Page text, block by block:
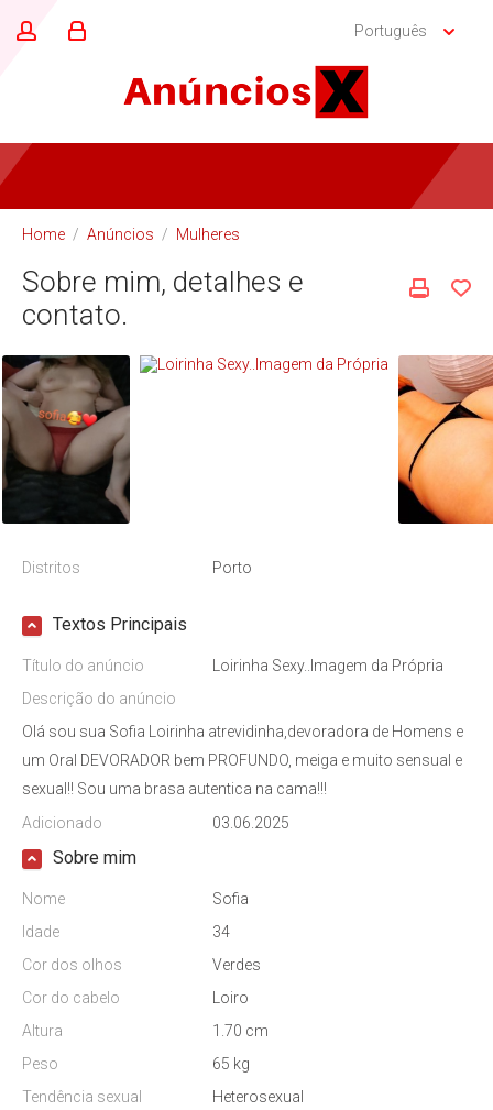
Português
Home / Anúncios / Mulheres
Sobre mim, detalhes e
contato.
Distritos Porto
Textos Principais
Título do anúncio
Loirinha Sexy..Imagem da Própria
Descrição do anúncio
Olá sou sua Sofia Loirinha atrevidinha,devoradora de Homens e
um Oral DEVORADOR bem PROFUNDO, meiga e muito sensual e
sexual!! Sou uma brasa autentica na cama!!!
Adicionado
03.06.2025
Sobre mim
Nome
Sofia
Idade
34
Cor dos olhos
Verdes
Cor do cabelo
Loiro
Altura
1.70 cm
Peso
65 kg
Tendência sexual
Heterosexual